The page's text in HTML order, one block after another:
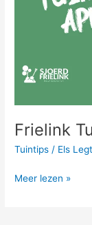
Frielink
Tuintips / Els
Meer lezen »